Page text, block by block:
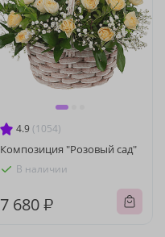
4.9 (1054)
Композиция "Розовый сад"
В наличии
7 680 ₽